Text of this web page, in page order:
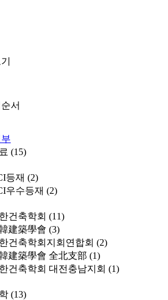
서
(15)
등재 (2)
우수등재 (2)
건축학회 (11)
建築學會 (3)
건축학회지회연합회 (2)
建築學會 全北支部 (1)
건축학회 대전충남지회 (1)
(13)